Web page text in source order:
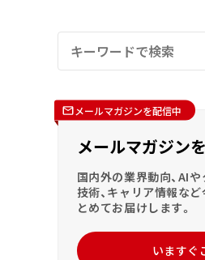
メールマガジンを配信中
メールマガジン
国内外の業界動向、AI
技術、キャリア情報な
とめてお届けします。
いますぐ